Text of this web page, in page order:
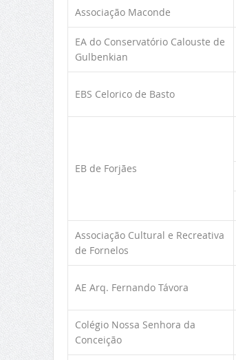
Associação Maconde
EA do Conservatório Calouste de
Gulbenkian
EBS Celorico de Basto
EB de Forjães
Associação Cultural e Recreativa
de Fornelos
AE Arq. Fernando Távora
Colégio Nossa Senhora da
Conceição